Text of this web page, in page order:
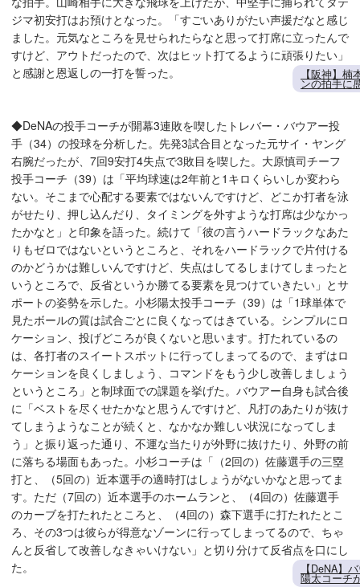
ジマ初安打はお預けとなった。「すごいありがたい声援だなと感じ
ました。元気なところを見せられたらなと思って打席に立ったんで
すけど、アウトだったので、次はヒット打てるように頑張りたい」
と感謝と恩返しの一打を誓った。
【阪神】
ンの拍手に
◆DeNAの投手コーチが開幕3連敗を喫したトレバー・バウアー投
手（34）の投球を分析した。先発3試合目となった元サイ・ヤング
右腕だったが、7回9安打4失点で3敗目を喫した。大原慎司チーフ
投手コーチ（39）は「平均球速は2年前と1キロくらいしか変わら
ない。そこまで心配する要素ではないんですけど、どこか打者を泳
がせたり、押し込んだり、タイミングを外すような打席は少なかっ
たかなと」と印象を語った。続けて「彼の言うハードラックなあた
りもゼロではないというところと、それをハードラックで片付ける
のかどうかは難しいんですけど、失点はしてるしまけてしまったと
いうところで、反省というか勝てる要素を見つけていきたい」とサ
ポートの姿勢を示した。小杉陽太投手コーチ（39）は「1球単体で
見たボールの質は試合ごとに良くなってはきている。シンプルにロ
ケーション、投げどころが良くないと思います。打たれているの
は、各打者のスイートスポットに行ってしまってるので、まずはロ
ケーションを良くしましょう、コマンドをもう少し改善しましょう
というところ」と制球面での課題を挙げた。バウアー自身も試合後
に「ベストを尽くせたかなと思うんですけど、凡打のあたりが抜け
てしまうようなことが続くと、なかなか難しい状況になってしま
う」と振り返った通り、不運な当たりが外野に抜けたり、外野の前
に落ちる場面もあった。小杉コーチは「（2回の）佐藤選手の三塁
打と、（5回の）近本選手の適時打はしょうがないかなと思ってま
す。ただ（7回の）近本選手のホームランと、（4回の）佐藤選手
のカーブを打たれたところと、（4回の）森下選手に打たれたとこ
ろ、その3つは彼らが得意なゾーンに行ってしまってるので、ちゃ
んと反省して改善しなきゃいけない」と切り分けて反省点を口にし
た。
【DeNA】
陽太コーチ